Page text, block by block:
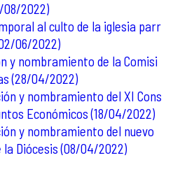
08/2022)
al culto de la iglesia parr
06/2022)
y nombramiento de la Comisi
(28/04/2022)
y nombramiento del XI Cons
Económicos (18/04/2022)
y nombramiento del nuevo
Diócesis (08/04/2022)